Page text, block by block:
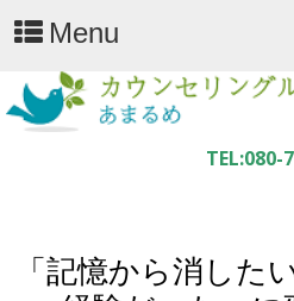
Menu
「記憶から消した